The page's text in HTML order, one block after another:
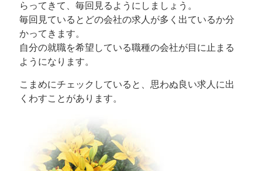
らってきて、毎回見るようにしましょう。
毎回見ているとどの会社の求人が多く出ているか分
かってきます。
自分の就職を希望している職種の会社が目に止まる
ようになります。
こまめにチェックしていると、思わぬ良い求人に出
くわすことがあります。